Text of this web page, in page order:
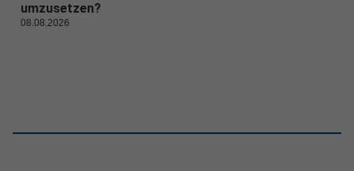
umzusetzen?
08.08.2026